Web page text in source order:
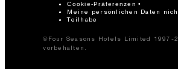
Cookie-Präferenzen
Meine persönlichen Daten
Teilhabe
©Four Seasons Hotels Limited 1997-
vorbehalten.